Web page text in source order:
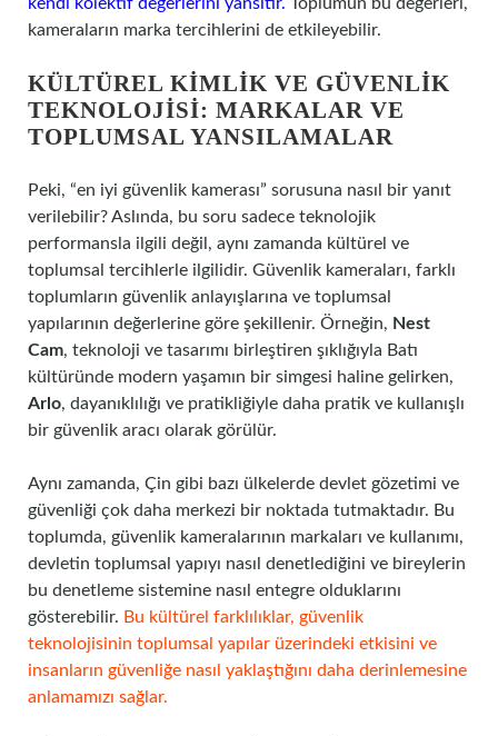
kameraların marka tercihlerini de etkileyebilir.
KÜLTÜREL KIMLIK VE GÜVENLIK
TEKNOLOJISI: MARKALAR VE
TOPLUMSAL YANSILAMALAR
Peki, “en iyi güvenlik kamerası” sorusuna nasıl bir yanıt
verilebilir? Aslında, bu soru sadece teknolojik
performansla ilgili değil, aynı zamanda kültürel ve
toplumsal tercihlerle ilgilidir. Güvenlik kameraları, farklı
toplumların güvenlik anlayışlarına ve toplumsal
yapılarının değerlerine göre şekillenir. Örneğin, Nest
Cam, teknoloji ve tasarımı birleştiren şıklığıyla Batı
kültüründe modern yaşamın bir simgesi haline gelirken,
Arlo, dayanıklılığı ve pratikliğiyle daha pratik ve kullanışlı
bir güvenlik aracı olarak görülür.
Aynı zamanda, Çin gibi bazı ülkelerde devlet gözetimi ve
güvenliği çok daha merkezi bir noktada tutmaktadır. Bu
toplumda, güvenlik kameralarının markaları ve kullanımı,
devletin toplumsal yapıyı nasıl denetlediğini ve bireylerin
bu denetleme sistemine nasıl entegre olduklarını
gösterebilir. Bu kültürel farklılıklar, güvenlik
teknolojisinin toplumsal yapılar üzerindeki etkisini ve
insanların güvenliğe nasıl yaklaştığını daha derinlemesine
anlamamızı sağlar.